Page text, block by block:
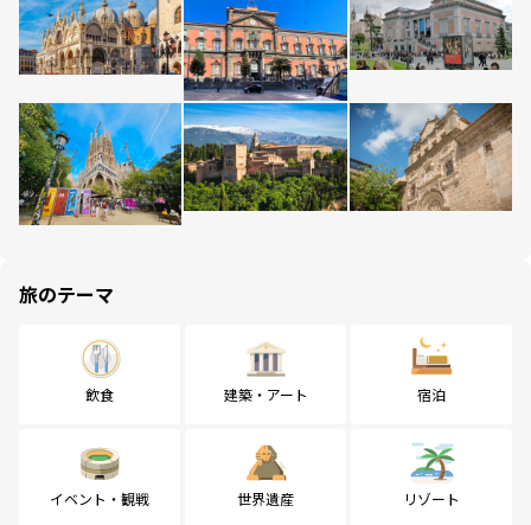
旅のテーマ
飲食 建築・アート 宿泊
イベント・観戦 世界遺産 リゾート